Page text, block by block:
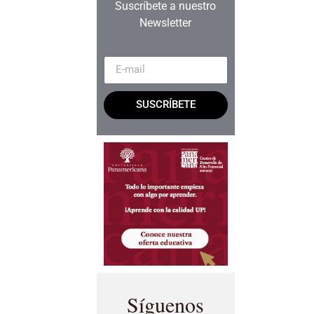
Suscríbete a nuestro
Newsletter
SUSCRÍBETE
Síguenos